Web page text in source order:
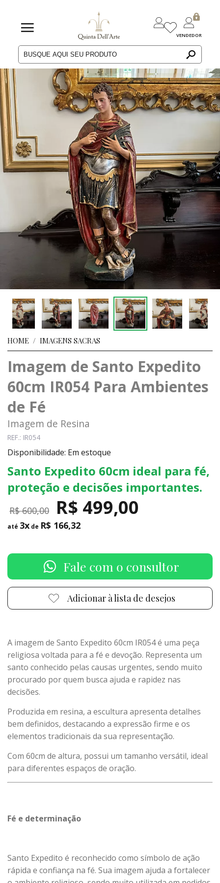
VENDEDOR
HOME / IMAGENS SACRAS
Imagem de Santo Expedito
60cm IR054 Para Ambientes
de Fé
Imagem de Resina
REF.: IR054
Disponibilidade: Em estoque
Santo Expedito 60cm ideal para fé,
proteção e decisões importantes.
R$ 600,00 R$ 499,00
até 3x de R$ 166,32
Fale com o consultor
Adicionar à lista de desejos
A imagem de Santo Expedito 60cm IR054 é uma peça
religiosa voltada para a fé e devoção. Representa um
santo conhecido pelas causas urgentes, sendo muito
procurado por quem busca ajuda e rapidez nas
decisões.
Produzida em resina, a escultura apresenta detalhes
bem definidos, destacando a expressão firme e os
elementos tradicionais da sua representação.
Com 60cm de altura, possui um tamanho versátil, ideal
para diferentes espaços de oração.
Fé e determinação
Santo Expedito é reconhecido como símbolo de ação
rápida e confiança na fé. Sua imagem ajuda a fortalecer